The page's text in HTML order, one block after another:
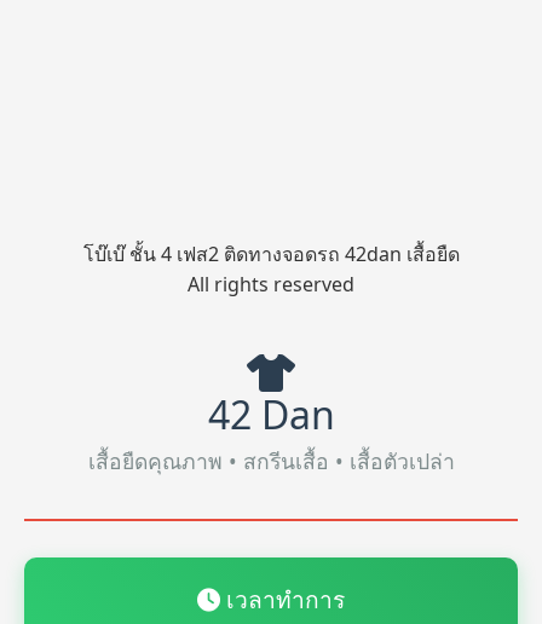
โบ๊เบ๊ ชั้น 4 เฟส2 ติดทางจอดรถ 42dan เสื้อยืด
All rights reserved
42 Dan
เสื้อยืดคุณภาพ • สกรีนเสื้อ • เสื้อตัวเปล่า
เวลาทำการ